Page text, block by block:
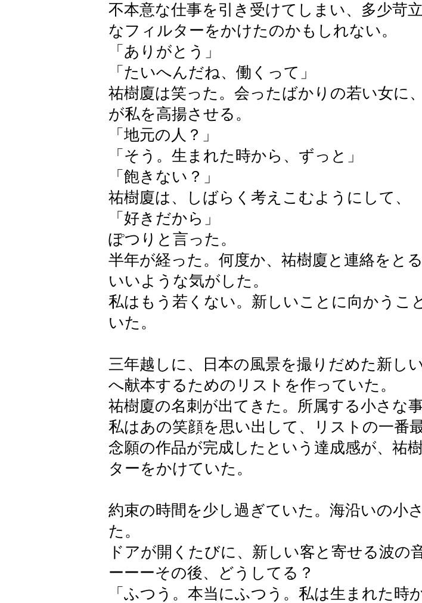
不本意な仕事を引き受けてしまい、多少苛
なフィルターをかけたのかもしれない。
「ありがとう」
「たいへんだね、働くって」
祐樹廈は笑った。会ったばかりの若い女に
が私を高揚させる。
「地元の人？」
「そう。生まれた時から、ずっと」
「飽きない？」
祐樹廈は、しばらく考えこむようにして、
「好きだから」
ぽつりと言った。
半年が経った。何度か、祐樹廈と連絡をと
いいような気がした。
私はもう若くない。新しいことに向かうこ
いた。
三年越しに、日本の風景を撮りだめた新し
へ献本するためのリストを作っていた。
祐樹廈の名刺が出てきた。所属する小さな
私はあの笑顔を思い出して、リストの一番
念願の作品が完成したという達成感が、祐
ターをかけていた。
約束の時間を少し過ぎていた。海沿いの小
た。
ドアが開くたびに、新しい客と寄せる波の
ーーーその後、どうしてる？
「ふつう。本当にふつう。私は生まれた